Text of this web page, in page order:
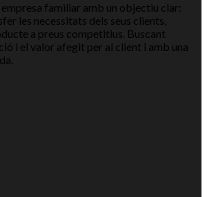
familiar amb un objectiu clar:
les necessitats dels seus clients,
a preus competitius. Buscant
i el valor afegit per al client i amb una